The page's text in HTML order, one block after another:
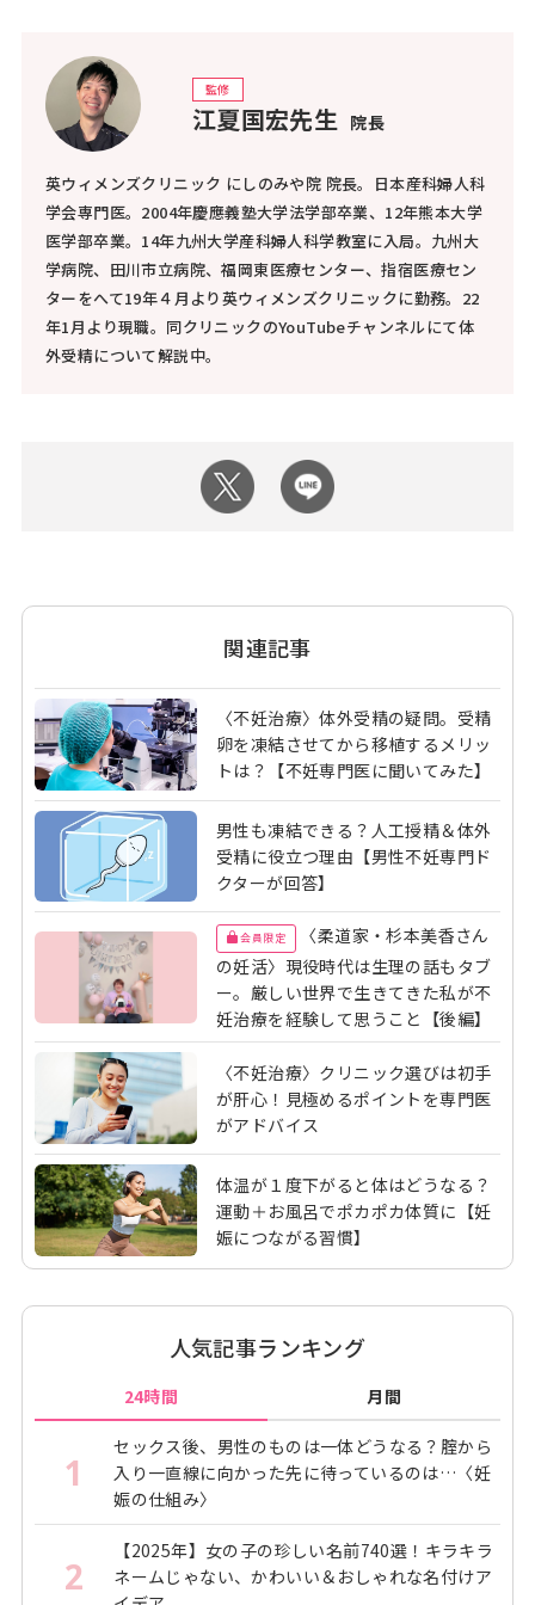
監修
江夏国宏先生 院長
英ウィメンズクリニック にしのみや院 院長。日本産科婦人科
学会専門医。2004年慶應義塾大学法学部卒業、12年熊本大学
医学部卒業。14年九州大学産科婦人科学教室に入局。九州大
学病院、田川市立病院、福岡東医療センター、指宿医療セン
ターをへて19年４月より英ウィメンズクリニックに勤務。22
年1月より現職。同クリニックのYouTubeチャンネルにて体
外受精について解説中。
関連記事
〈不妊治療〉体外受精の疑問。受精
卵を凍結させてから移植するメリッ
トは？【不妊専門医に聞いてみた】
男性も凍結できる？人工授精＆体外
受精に役立つ理由【男性不妊専門ド
クターが回答】
会員限定
〈柔道家・杉本美香さん
の妊活〉現役時代は生理の話もタブ
ー。厳しい世界で生きてきた私が不
妊治療を経験して思うこと【後編】
〈不妊治療〉クリニック選びは初手
が肝心！見極めるポイントを専門医
がアドバイス
体温が１度下がると体はどうなる？
運動＋お風呂でポカポカ体質に【妊
娠につながる習慣】
人気記事ランキング
24時間 月間
1
セックス後、男性のものは一体どうなる？腟から
入り一直線に向かった先に待っているのは…〈妊
娠の仕組み〉
2
【2025年】女の子の珍しい名前740選！キラキラ
ネームじゃない、かわいい＆おしゃれな名付けア